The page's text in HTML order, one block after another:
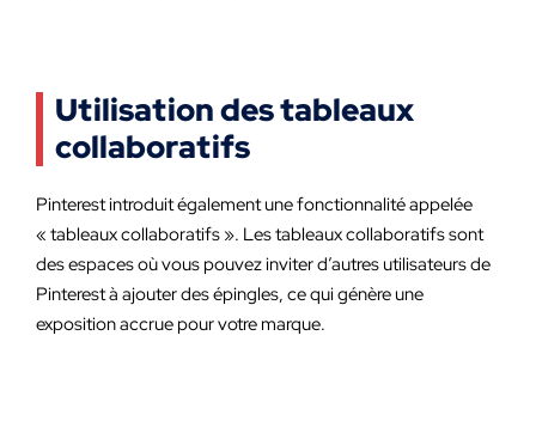
Utilisation des tableaux
collaboratifs
Pinterest introduit également une fonctionnalité appelée
« tableaux collaboratifs ». Les tableaux collaboratifs sont
des espaces où vous pouvez inviter d’autres utilisateurs de
Pinterest à ajouter des épingles, ce qui génère une
exposition accrue pour votre marque.